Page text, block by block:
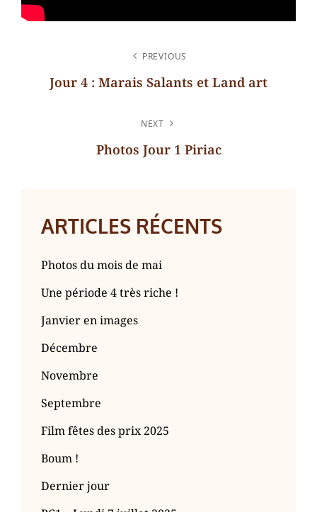
NAVIGATION
L’ARTICLE
PREVIOUS
Jour 4 : Marais Salants et Land art
NEXT
Photos Jour 1 Piriac
ARTICLES RÉCENTS
Photos du mois de mai
Une période 4 très riche !
Janvier en images
Décembre
Novembre
Septembre
Film fêtes des prix 2025
Boum !
Dernier jour